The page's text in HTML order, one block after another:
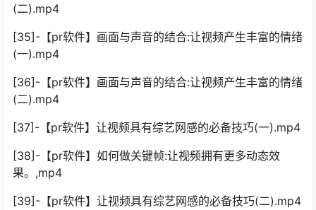
(二).mp4
[35]-【pr软件】画面与声音的结合:让视频产生丰富的情绪
(一).mp4
[36]-【pr软件】画面与声音的结合:让视频产生丰富的情绪
(二).mp4
[37]-【pr软件】让视频具有综艺网感的必备技巧(一).mp4
[38]-【pr软件】如何做关键帧:让视频拥有更多动态效
果。,mp4
[39]-【pr软件】让视频具有综艺网感的必备技巧(二).mp4